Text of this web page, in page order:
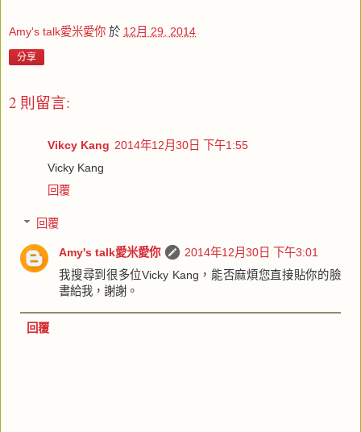
Amy's talk愛米愛你 於 12月 29, 2014
分享
2 則留言:
Vikcy Kang 2014年12月30日 下午1:55
Vicky Kang
回覆
回覆
Amy's talk愛米愛你
2014年12月30日 下午3:01
我搜尋到很多位Vicky Kang，能否麻煩您直接貼你的臉
書給我，謝謝。
回覆